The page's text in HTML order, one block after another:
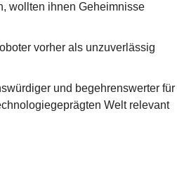
wollten ihnen Geheimnisse
vorher als unzuverlässig
und begehrenswerter für
Welt relevant